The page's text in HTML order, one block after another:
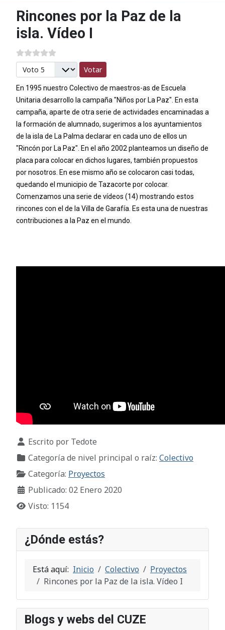
¿Dónde estás?
Está aquí: Inicio Colectivo
Proyectos
Rincones por la Paz de la isla. Vídeo I
Blogs y webs del CUZE
Rincones por la Paz de la
isla. Vídeo I
Por favor, vote
En 1995 nuestro Colectivo de maestros-as de Escuela
Unitaria desarrollo la campaña "Niños por La Paz". En esta
campaña, aparte de otra serie de actividades encaminadas a
la formación de alumnado, sugerimos a los ayuntamientos
de la isla de La Palma declarar en cada uno de ellos un
"Rincón por La Paz". En el año 2002 planteamos un diseño de
placa para colocar en dichos lugares, también propuestos
por nosotros. En ese mismo año se colocaron casi todas,
quedando el municipio de Tazacorte por colocar.
Comenzamos una serie de vídeos (14) mostrando estos
rincones con el de la Villa de Garafía. Es esta una de nuestras
contribuciones a la Paz en el mundo.
Detalles
Escrito por Tedote
Categoría de nivel principal o raíz: Colectivo
Categoría: Proyectos
Publicado: 02 Enero 2020
Visto: 1154